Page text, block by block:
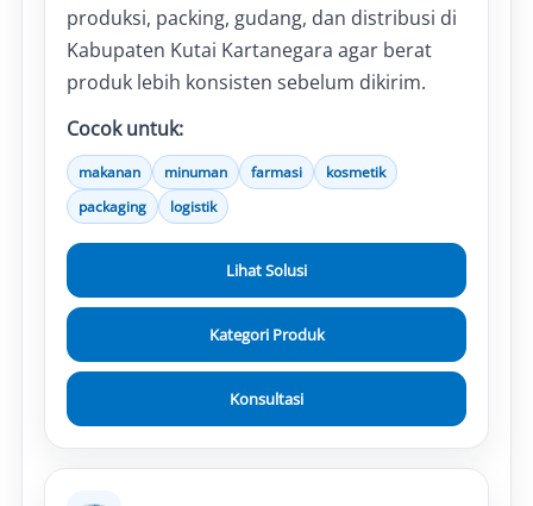
produksi, packing, gudang, dan distribusi di
Kabupaten Kutai Kartanegara agar berat
produk lebih konsisten sebelum dikirim.
Cocok untuk:
makanan minuman farmasi
kosmetik
packaging
logistik
Lihat Solusi
Kategori Produk
Konsultasi